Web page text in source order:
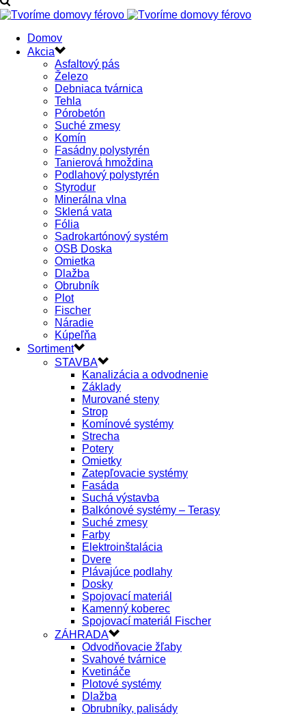
Domov
Akcia
Asfaltový pás
Železo
Debniaca tvárnica
Tehla
Pórobetón
Suché zmesy
Komín
Fasádny polystyrén
Tanierová hmoždina
Podlahový polystyrén
Styrodur
Minerálna vlna
Sklená vata
Fólia
Sadrokartónový systém
OSB Doska
Omietka
Dlažba
Obrubník
Plot
Fischer
Náradie
Kúpeľňa
Sortiment
STAVBA
Kanalizácia a odvodnenie
Základy
Murované steny
Strop
Komínové systémy
Strecha
Potery
Omietky
Zatepľovacie systémy
Fasáda
Suchá výstavba
Balkónové systémy – Terasy
Suché zmesy
Farby
Elektroinštalácia
Dvere
Plávajúce podlahy
Dosky
Spojovací materiál
Kamenný koberec
Spojovací materiál Fischer
ZÁHRADA
Odvodňovacie žľaby
Svahové tvárnice
Kvetináče
Plotové systémy
Dlažba
Obrubníky, palisády